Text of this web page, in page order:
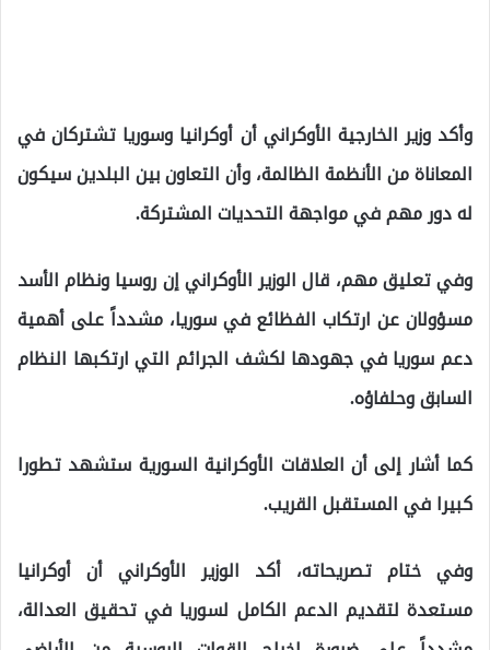
وأكد وزير الخارجية الأوكراني أن أوكرانيا وسوريا تشتركان في
المعاناة من الأنظمة الظالمة، وأن التعاون بين البلدين سيكون
له دور مهم في مواجهة التحديات المشتركة.
وفي تعليق مهم، قال الوزير الأوكراني إن روسيا ونظام الأسد
مسؤولان عن ارتكاب الفظائع في سوريا، مشدداً على أهمية
دعم سوريا في جهودها لكشف الجرائم التي ارتكبها النظام
السابق وحلفاؤه.
كما أشار إلى أن العلاقات الأوكرانية السورية ستشهد تطورا
كبيرا في المستقبل القريب.
وفي ختام تصريحاته، أكد الوزير الأوكراني أن أوكرانيا
مستعدة لتقديم الدعم الكامل لسوريا في تحقيق العدالة،